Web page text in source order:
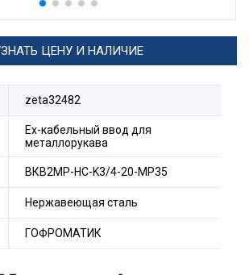
ЦЕНУ И НАЛИЧИЕ
zeta32482
Ех-кабельный ввод для
металлорукава
ВКВ2МР-НС-K3/4-20-МР35
Нержавеющая сталь
ГОФРОМАТИК